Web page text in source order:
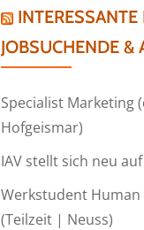
JOBSUCHENDE &
Specialist Marketing
Hofgeismar)
IAV stellt sich neu auf
Werkstudent
(Teilzeit | Neuss)